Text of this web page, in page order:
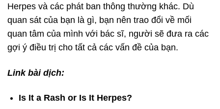
Herpes và các phát ban thông thường khác. Dù
quan sát của bạn là gì, bạn nên trao đổi về mối
quan tâm của mình với bác sĩ, người sẽ đưa ra các
gợi ý điều trị cho tất cả các vấn đề của bạn.
Link bài dịch:
Is It a Rash or Is It Herpes?